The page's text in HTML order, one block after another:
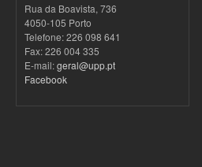
Rua da Boavista, 736
4050-105 Porto
Telefone: 226 098 641
Fax: 226 004 335
E-mail:geral@upp.pt
Facebook